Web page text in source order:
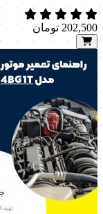
202,500 تومان